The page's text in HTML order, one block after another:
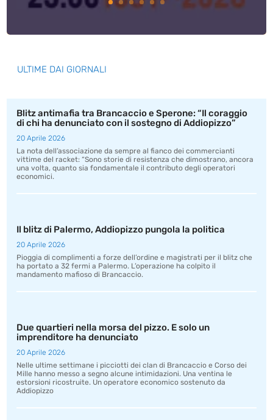
ULTIME DAI GIORNALI
Blitz antimafia tra Brancaccio e Sperone: “Il coraggio
di chi ha denunciato con il sostegno di Addiopizzo”
20 Aprile 2026
La nota dell’associazione da sempre al fianco dei commercianti
vittime del racket: “Sono storie di resistenza che dimostrano, ancora
una volta, quanto sia fondamentale il contributo degli operatori
economici.
Il blitz di Palermo, Addiopizzo pungola la politica
20 Aprile 2026
Pioggia di complimenti a forze dell’ordine e magistrati per il blitz che
ha portato a 32 fermi a Palermo. L’operazione ha colpito il
mandamento mafioso di Brancaccio.
Due quartieri nella morsa del pizzo. E solo un
imprenditore ha denunciato
20 Aprile 2026
Nelle ultime settimane i picciotti dei clan di Brancaccio e Corso dei
Mille hanno messo a segno alcune intimidazioni. Una ventina le
estorsioni ricostruite. Un operatore economico sostenuto da
Addiopizzo